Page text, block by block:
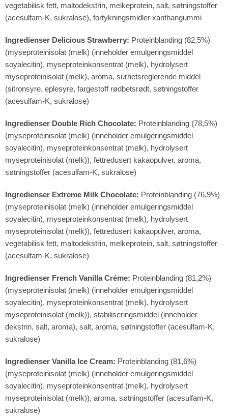
vegetabilisk fett, maltodekstrin, melkeprotein, salt, søtningstoffer
(acesulfam-K, sukralose), fortykningsmidler xanthangummi
Ingredienser Delicious Strawberry: Proteinblanding (82,5%)
(myseproteinisolat (melk) (inneholder emulgeringsmiddel
soyalecitin), myseproteinkonsentrat (melk), hydrolysert
myseproteinisolat (melk), aroma, surhetsreglerende middel
(sitronsyre, eplesyre, fargestoff rødbetsrødt, søtningstoffer
(acesulfam-K, sukralose)
Ingredienser Double Rich Chocolate: Proteinblanding (78,5%)
(myseproteinisolat (melk) (inneholder emulgeringsmiddel
soyalecitin), myseproteinkonsentrat (melk), hydrolysert
myseproteinisolat (melk)), fettredusert kakaopulver, aroma,
søtningstoffer (acesulfam-K, sukralose)
Ingredienser Extreme Milk Chocolate: Proteinblanding (76,9%)
(myseproteinisolat (melk) (inneholder emulgeringsmiddel
soyalecitin), myseproteinkonsentrat (melk), hydrolysert
myseproteinisolat (melk)), fettredusert kakaopulver, aroma,
vegetabilisk fett, maltodekstrin, melkeprotein, salt, søtningstoffer
(acesulfam-K, sukralose)
Ingredienser French Vanilla Créme: Proteinblanding (81,2%)
(myseproteinisolat (melk) (inneholder emulgeringsmiddel
soyalecitin), myseproteinkonsentrat (melk), hydrolysert
myseproteinisolat (melk)), stabiliseringsmiddel (inneholder
dekstrin, salt, aroma), salt, aroma, søtningstoffer (acesulfam-K,
sukralose)
Ingredienser Vanilla Ice Cream: Proteinblanding (81,6%)
(myseproteinisolat (melk) (inneholder emulgeringsmiddel
soyalecitin), myseproteinkonsentrat (melk), hydrolysert
myseproteinisolat (melk)), aroma, søtningstoffer (acesulfam-K,
sukralose)